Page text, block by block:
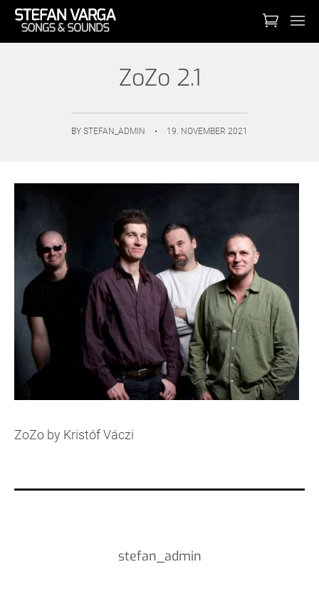
ZoZo 2.1
BY STEFAN_ADMIN • 19. NOVEMBER 2021
ZoZo by Kristóf Váczi
stefan_admin